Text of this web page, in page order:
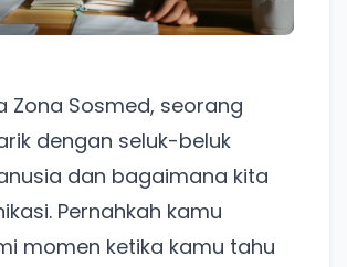
Zona Sosmed, seorang
dengan seluk-beluk
dan bagaimana kita
Pernahkah kamu
momen ketika kamu tahu